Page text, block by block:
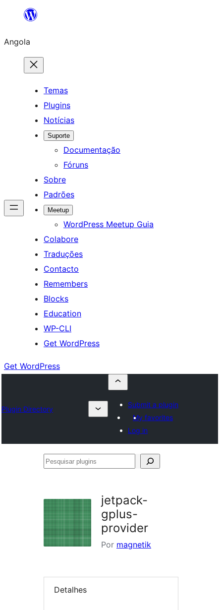
Saltar
o
conteúdo
Angola
Temas
Plugins
Notícias
Suporte
Documentação
Fóruns
Sobre
Padrões
Meetup
WordPress Meetup Guia
Colabore
Traduções
Contacto
Remembers
Blocks
Education
WP-CLI
Get WordPress
Get WordPress
Plugin Directory
Submit a plugin
My favorites
Log in
Pesquisar
jetpack-
gplus-
provider
Por magnetik
Detalhes